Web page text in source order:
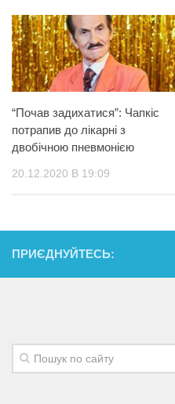
“Почав задихатися”: Чапкіс
потрапив до лікарні з
двобічною пневмонією
20.12.2020 В 19:09
ПРИЄДНУЙТЕСЬ: